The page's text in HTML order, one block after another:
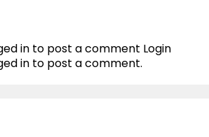
in to post a comment Login
in to post a comment.